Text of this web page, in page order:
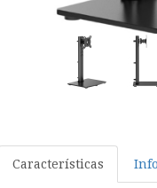
Características